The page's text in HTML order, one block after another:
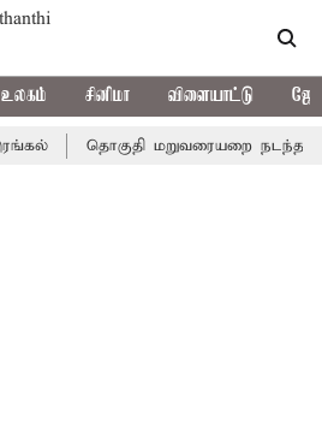
உலகம் சினிமா விளையாட்டு
தொகுதி மறுவரையறை நடந்தால்